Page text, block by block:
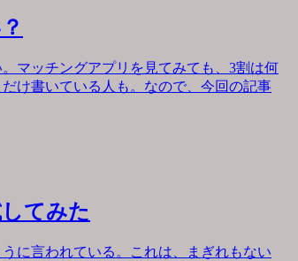
マッチングアプリを見てみても、3割は何
け書いている人も。なので、今回の記事
てみた
に言われている。これは、まぎれもない